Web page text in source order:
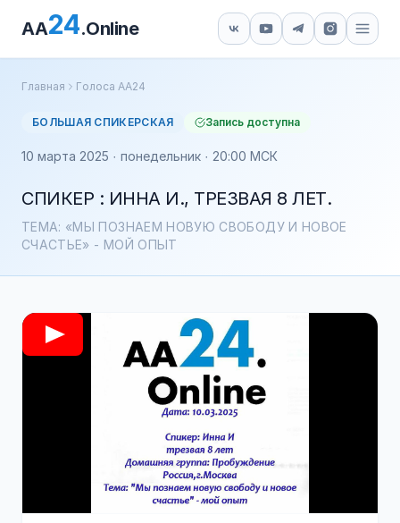
AA24.Online
Главная Голоса АА24
БОЛЬШАЯ СПИКЕРСКАЯ Запись доступна
10 марта 2025 · понедельник · 20:00 МСК
СПИКЕР : ИННА И., ТРЕЗВАЯ 8 ЛЕТ.
ТЕМА: «МЫ ПОЗНАЕМ НОВУЮ СВОБОДУ И НОВОЕ
СЧАСТЬЕ» - МОЙ ОПЫТ